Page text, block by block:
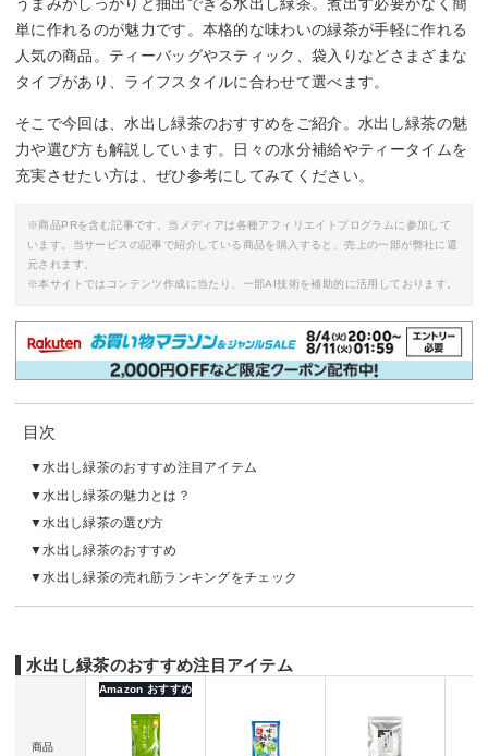
単に作れるのが魅力です。本格的な味わいの緑茶が手軽に作れる
人気の商品。ティーバッグやスティック、袋入りなどさまざまな
タイプがあり、ライフスタイルに合わせて選べます。
そこで今回は、水出し緑茶のおすすめをご紹介。水出し緑茶の魅
力や選び方も解説しています。日々の水分補給やティータイムを
充実させたい方は、ぜひ参考にしてみてください。
※商品PRを含む記事です。当メディアは各種アフィリエイトプログラムに参加して
います。当サービスの記事で紹介している商品を購入すると、売上の一部が弊社に還
元されます。
※本サイトではコンテンツ作成に当たり、一部AI技術を補助的に活用しております。
目次
水出し緑茶のおすすめ注目アイテム
水出し緑茶の魅力とは？
水出し緑茶の選び方
水出し緑茶のおすすめ
水出し緑茶の売れ筋ランキングをチェック
水出し緑茶のおすすめ注目アイテム
商品
Amazon おすすめ